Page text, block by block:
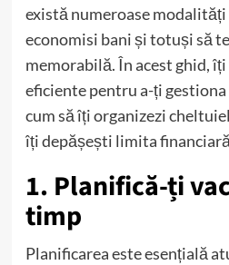
există numeroase modalități
economisi bani și totuși să
memorabilă. În acest ghid,
eficiente pentru a-ți
cum să îți organizezi
îți depășești limita
1. Planifică-ți
timp
Planificarea este esențială